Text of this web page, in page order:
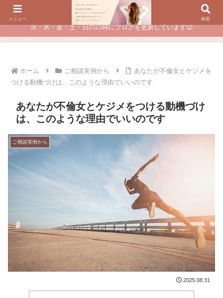
夫に不倫されたつらい経験が、あなたのチャンスに変わるカウンセリング
火・木・金・土・日の21時にブログを更新しています😊
ホーム ご相談実例から
あなたが不倫女とケジメを
つける動機づけは、このような理由でいいのです
あなたが不倫女とケジメをつける動機づけ
は、このような理由でいいのです
ご相談実例から
2025.08.31
メニュー 検索